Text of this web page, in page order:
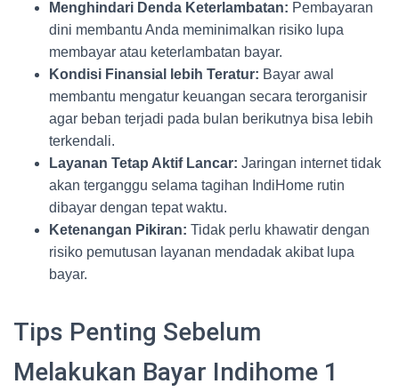
Menghindari Denda Keterlambatan: Pembayaran
dini membantu Anda meminimalkan risiko lupa
membayar atau keterlambatan bayar.
Kondisi Finansial lebih Teratur: Bayar awal
membantu mengatur keuangan secara terorganisir
agar beban terjadi pada bulan berikutnya bisa lebih
terkendali.
Layanan Tetap Aktif Lancar: Jaringan internet tidak
akan terganggu selama tagihan IndiHome rutin
dibayar dengan tepat waktu.
Ketenangan Pikiran: Tidak perlu khawatir dengan
risiko pemutusan layanan mendadak akibat lupa
bayar.
Tips Penting Sebelum
Melakukan Bayar Indihome 1